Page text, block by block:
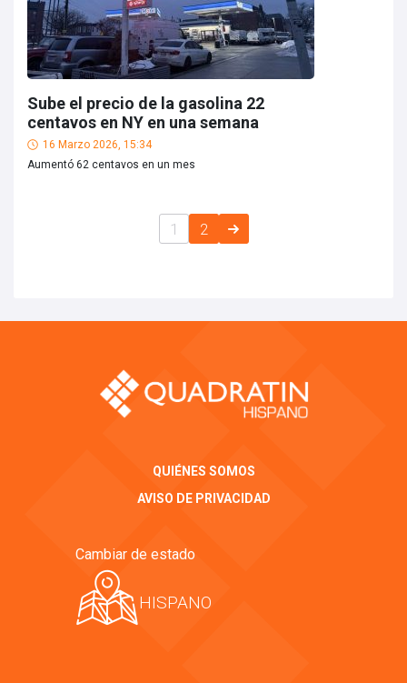
Sube el precio de la gasolina 22
centavos en NY en una semana
16 Marzo 2026, 15:34
Aumentó 62 centavos en un mes
1 2
QUIÉNES SOMOS
AVISO DE PRIVACIDAD
Cambiar de estado
HISPANO